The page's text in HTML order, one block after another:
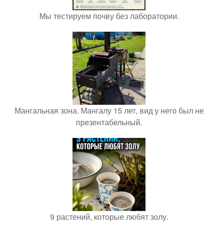
Мы тестируем почву без лаборатории.
Мангальная зона. Мангалу 15 лет, вид у него был не
презентабельный.
9 растений, которые любят золу.